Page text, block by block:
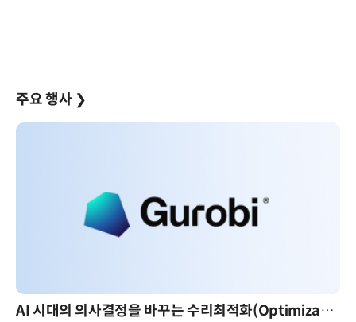
주요 행사 ❯
AI 시대의 의사결정을 바꾸는 수리최적화(Optimization): 실제 산업 적용 사례와 활용 전략